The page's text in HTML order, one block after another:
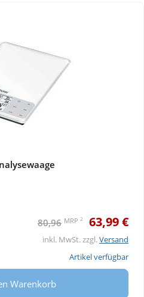
80,96 MRP 2 63,99 €
inkl. MwSt. zzgl.Versand
Artikel verfügbar
Warenkorb